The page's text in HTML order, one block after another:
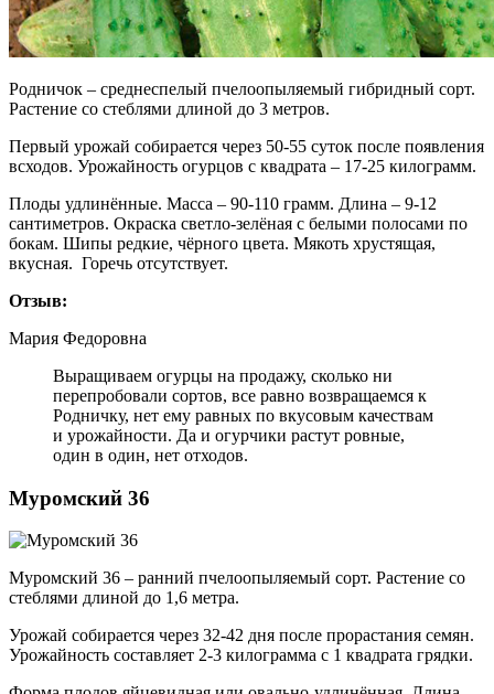
Родничок – среднеспелый пчелоопыляемый гибридный сорт.
Растение со стеблями длиной до 3 метров.
Первый урожай собирается через 50-55 суток после появления
всходов. Урожайность огурцов с квадрата – 17-25 килограмм.
Плоды удлинённые. Масса – 90-110 грамм. Длина – 9-12
сантиметров. Окраска светло-зелёная с белыми полосами по
бокам. Шипы редкие, чёрного цвета. Мякоть хрустящая,
вкусная. Горечь отсутствует.
Отзыв:
Мария Федоровна
Выращиваем огурцы на продажу, сколько ни
перепробовали сортов, все равно возвращаемся к
Родничку, нет ему равных по вкусовым качествам
и урожайности. Да и огурчики растут ровные,
один в один, нет отходов.
Муромский 36
Муромский 36 – ранний пчелоопыляемый сорт. Растение со
стеблями длиной до 1,6 метра.
Урожай собирается через 32-42 дня после прорастания семян.
Урожайность составляет 2-3 килограмма с 1 квадрата грядки.